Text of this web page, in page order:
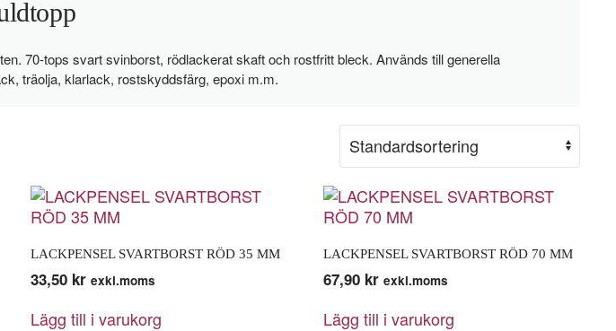
70-tops svart svinborst, rödlackerat skaft och rostfritt bleck. Används till generella
träolja, klarlack, rostskyddsfärg, epoxi m.m.
LACKPENSEL SVARTBORST RÖD 35 MM
33,50 kr exkl.moms
Lägg till i varukorg
LACKPENSEL SVARTBORST RÖD 70 MM
67,90 kr exkl.moms
Lägg till i varukorg